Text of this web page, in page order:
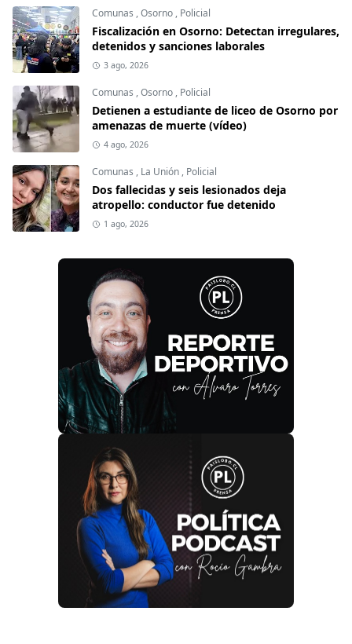
Comunas ,Osorno , Policial
Fiscalización en Osorno: Detectan irregulares,
detenidos y sanciones laborales
3 ago, 2026
Comunas ,Osorno , Policial
Detienen a estudiante de liceo de Osorno por
amenazas de muerte (vídeo)
4 ago, 2026
Comunas , La Unión , Policial
Dos fallecidas y seis lesionados deja
atropello: conductor fue detenido
1 ago, 2026